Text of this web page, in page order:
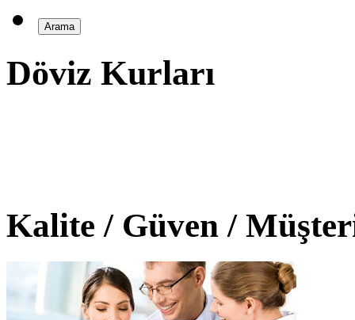
Döviz Kurları
Kalite / Güven /